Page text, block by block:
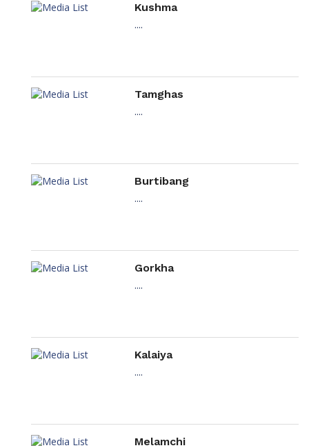
Kushma
....
Tamghas
....
Burtibang
....
Gorkha
....
Kalaiya
....
Melamchi